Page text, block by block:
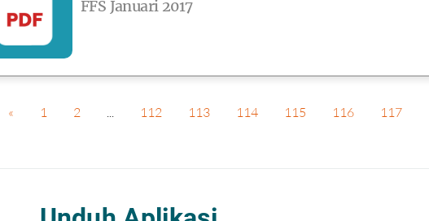
FFS Januari 2017
« 1 2 ... 112 113 114 115 116 117